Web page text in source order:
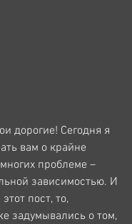
дорогие! Сегодня я
вам о крайне
проблеме –
зависимостью. И
пост, то,
задумывались о том,